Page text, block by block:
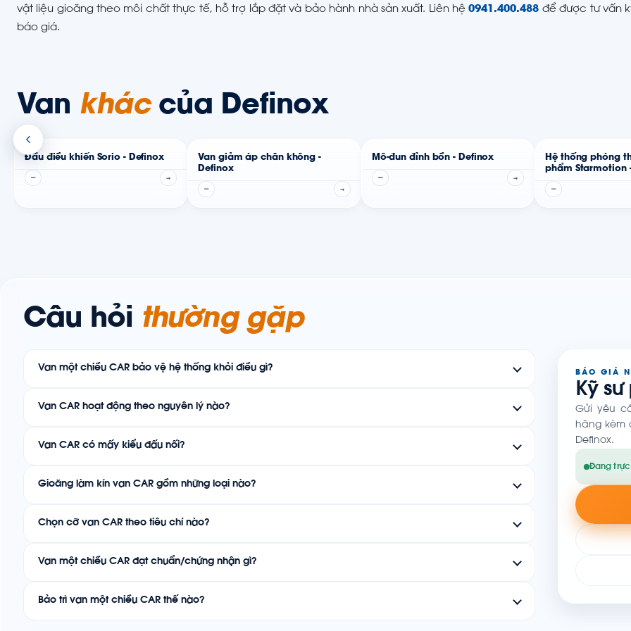
vật liệu gioăng theo môi chất thực tế, hỗ trợ lắp đặt và bảo hành nhà sản xuất. Liên hệ0941.400.488 để được tư vấn
báo giá.
Van kháccủa Definox
Đầu điều khiển Sorio - Definox
— →
Van giảm áp chân không -
Definox
— →
Mô-đun đỉnh bồn - Definox
— →
Hệ thống phóng
phẩm Starmotion
—
Câu hỏi thường gặp
Van một chiều CAR bảo vệ hệ thống khỏi điều gì?
Van CAR hoạt động theo nguyên lý nào?
Van CAR có mấy kiểu đấu nối?
Gioăng làm kín van CAR gồm những loại nào?
Chọn cỡ van CAR theo tiêu chí nào?
Van một chiều CAR đạt chuẩn/chứng nhận gì?
Bảo trì van một chiều CAR thế nào?
BÁO GIÁ
Kỹ
Gửi yêu
hãng kèm
Definox.
Đang trực